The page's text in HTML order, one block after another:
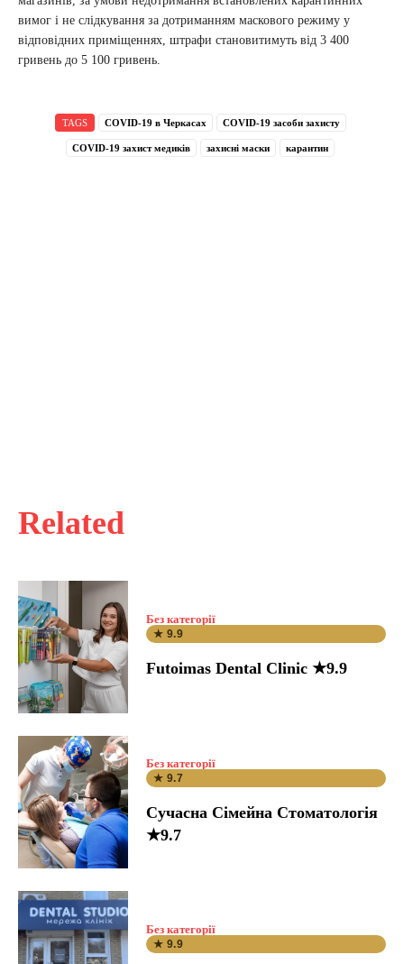
Related
Без категорії
★ 9.9
Futoimas Dental Clinic ★9.9
Без категорії
★ 9.7
Сучасна Сімейна Стоматологія
★9.7
Без категорії
★ 9.9
вимог і не слідкування за дотриманням маскового режиму у
відповідних приміщеннях, штрафи становитимуть від 3 400
гривень до 5 100 гривень.
TAGS COVID-19 в Черкасах COVID-19 засоби захисту
COVID-19 захист медиків захисні маски карантин